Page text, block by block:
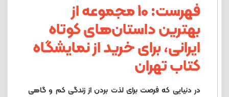
فهرست: 10 مجموعه از
بهترین داستان‌های کوتاه
ایرانی، برای خرید از نمایشگاه
کتاب تهران
در دنیایی که فرصت برای لذت بردن از زندگی کم و گاهی